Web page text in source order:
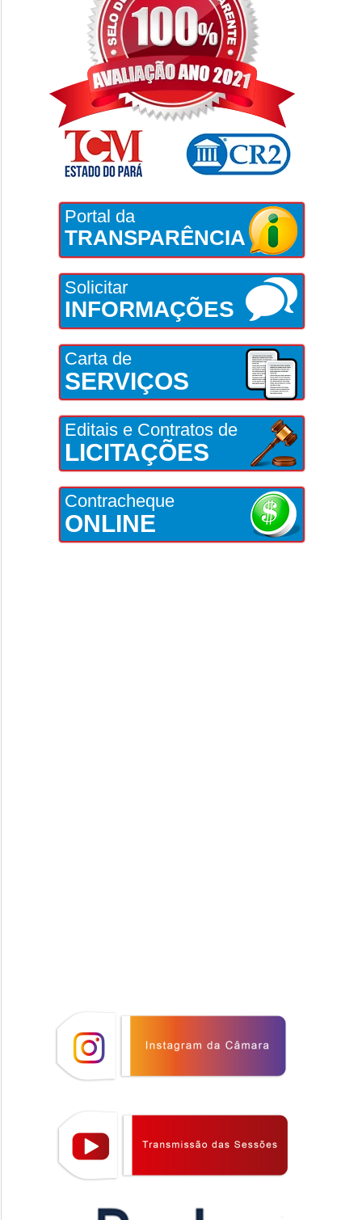
Portal da
TRANSPARÊNCIA
Solicitar
INFORMAÇÕES
Carta de
SERVIÇOS
Editais e Contratos de
LICITAÇÕES
Contracheque
ONLINE